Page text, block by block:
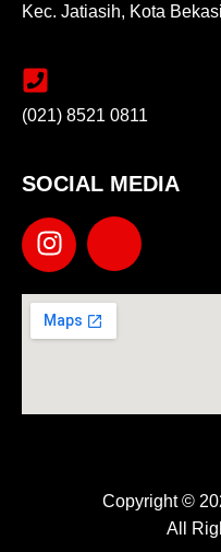
Kec. Jatiasih, Kota
(021) 8521 0811
SOCIAL MEDIA
Copyright ©
All